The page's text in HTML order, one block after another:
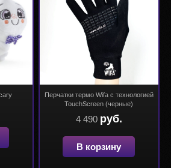
Перчатки термо Wifa с технологией
TouchScreen (черные)
4 490 руб.
В корзину